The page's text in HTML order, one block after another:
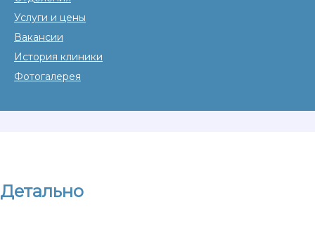
Детально
Услуги и цены
Вакансии
История клиники
Фотогалерея